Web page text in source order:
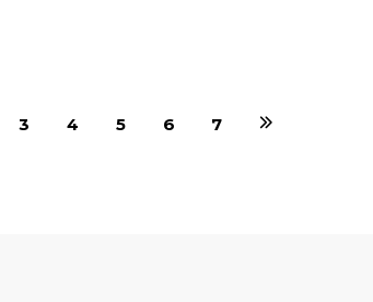
3 4 5 6 7